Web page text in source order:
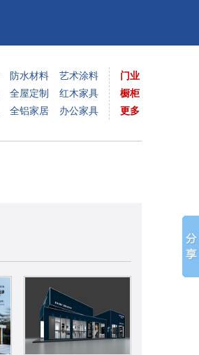
防水材料
全屋定制
全铝家居
艺术涂料
红木家具
办公家具
门业
橱柜
更多